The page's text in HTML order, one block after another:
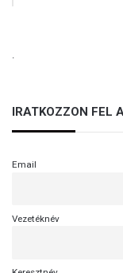
.
IRATKOZZON FEL
Email
Vezetéknév